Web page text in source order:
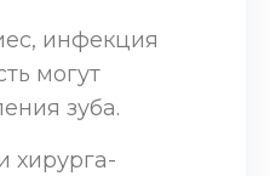
инфекция
могут
зуба.
хирурга-